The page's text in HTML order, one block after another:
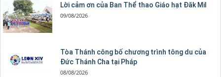
Lời cảm ơn của Ban Thể thao Giáo hạt Đăk Mil
09/08/2026
Tòa Thánh công bố chương trình tông du của
Đức Thánh Cha tại Pháp
08/08/2026